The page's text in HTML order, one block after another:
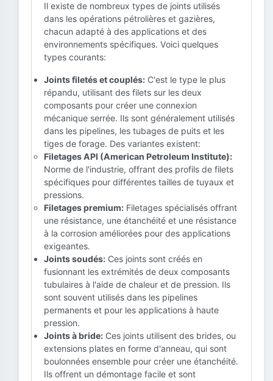
Il existe de nombreux types de joints utilisés
dans les opérations pétrolières et gazières,
chacun adapté à des applications et des
environnements spécifiques. Voici quelques
types courants:
Joints filetés et couplés: C'est le type le plus
répandu, utilisant des filets sur les deux
composants pour créer une connexion
mécanique serrée. Ils sont généralement utilisés
dans les pipelines, les tubages de puits et les
tiges de forage. Des variantes existent:
Filetages API (American Petroleum Institute):
Norme de l'industrie, offrant des profils de filets
spécifiques pour différentes tailles de tuyaux et
pressions.
Filetages premium: Filetages spécialisés offrant
une résistance, une étanchéité et une résistance
à la corrosion améliorées pour des applications
exigeantes.
Joints soudés: Ces joints sont créés en
fusionnant les extrémités de deux composants
tubulaires à l'aide de chaleur et de pression. Ils
sont souvent utilisés dans les pipelines
permanents et pour les applications à haute
pression.
Joints à bride: Ces joints utilisent des brides, ou
extensions plates en forme d'anneau, qui sont
boulonnées ensemble pour créer une étanchéité.
Ils offrent un démontage facile et sont